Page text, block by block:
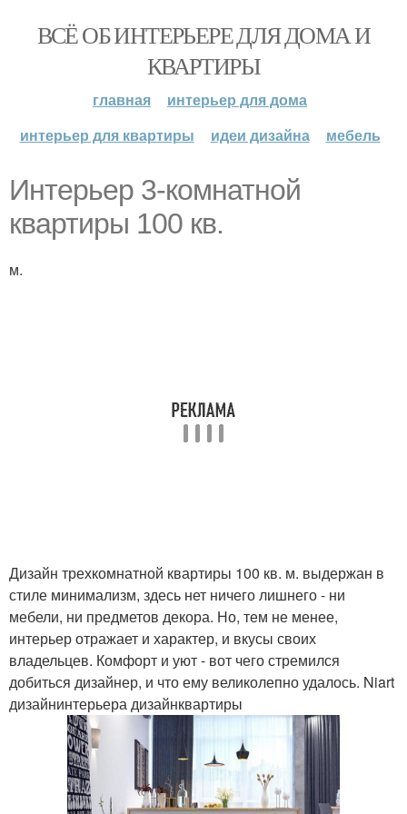
ВСЁ ОБ ИНТЕРЬЕРЕ ДЛЯ ДОМА И
КВАРТИРЫ
главная
интерьер для дома
интерьер для квартиры
идеи дизайна мебель
Интерьер 3-комнатной
квартиры 100 кв.
м.
Дизайн трехкомнатной квартиры 100 кв. м. выдержан в
стиле минимализм, здесь нет ничего лишнего - ни
мебели, ни предметов декора. Но, тем не менее,
интерьер отражает и характер, и вкусы своих
владельцев. Комфорт и уют - вот чего стремился
добиться дизайнер, и что ему великолепно удалось. Niart
дизайнинтерьера дизайнквартиры